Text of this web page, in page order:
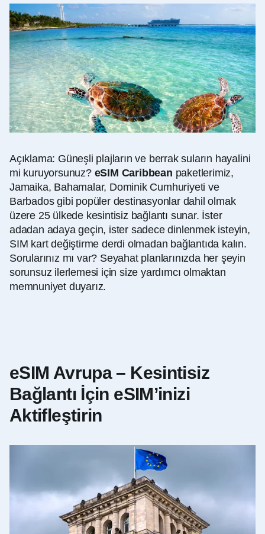
Açıklama: Güneşli plajların ve berrak suların hayalini
mi kuruyorsunuz? eSIM Caribbean paketlerimiz,
Jamaika, Bahamalar, Dominik Cumhuriyeti ve
Barbados gibi popüler destinasyonlar dahil olmak
üzere 25 ülkede kesintisiz bağlantı sunar. İster
adadan adaya geçin, ister sadece dinlenmek isteyin,
SIM kart değiştirme derdi olmadan bağlantıda kalın.
Sorularınız mı var? Seyahat planlarınızda her şeyin
sorunsuz ilerlemesi için size yardımcı olmaktan
memnuniyet duyarız.
eSIM Avrupa – Kesintisiz
Bağlantı İçin eSIM’inizi
Aktifleştirin